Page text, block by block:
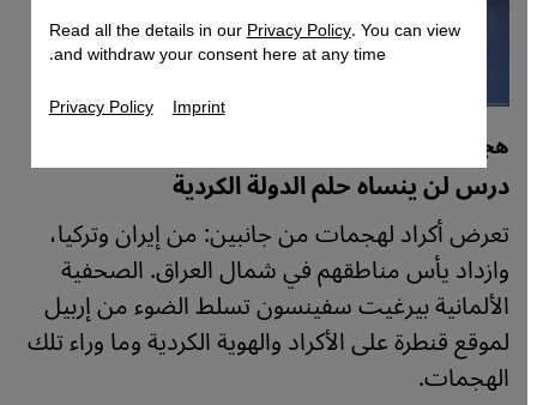
هجوم إيران وتركيا على مسلحين أكراد بالعراق
درس لن ينساه حلم الدولة الكردية
تعرض أكراد لهجمات من جانبين: من إيران وتركيا،
وازداد يأس مناطقهم في شمال العراق. الصحفية
الألمانية بيرغيت سفينسون تسلط الضوء من إربيل
لموقع قنطرة على الأكراد والهوية الكردية وما وراء تلك
الهجمات.
Read all the details in ourPrivacy Policy. You can view
and withdraw your consent here at any time.
Privacy Policy Imprint